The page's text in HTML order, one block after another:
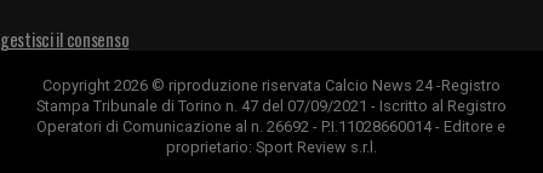
gestisci il consenso
Copyright 2026 © riproduzione riservata Calcio News 24 -Registro
Stampa Tribunale di Torino n. 47 del 07/09/2021 - Iscritto al Registro
Operatori di Comunicazione al n. 26692 - P.I.11028660014 - Editore e
proprietario: Sport Review s.r.l.